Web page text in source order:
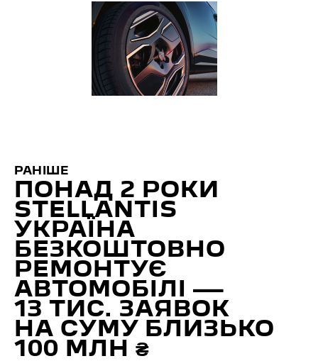
РАНІШЕ
ПОНАД 2 РОКИ
STELLANTIS
УКРАЇНА
БЕЗКОШТОВНО
РЕМОНТУЄ
АВТОМОБІЛІ —
13 ТИС. ЗАЯВОК
НА СУМУ БЛИЗЬКО
100 МЛН ₴